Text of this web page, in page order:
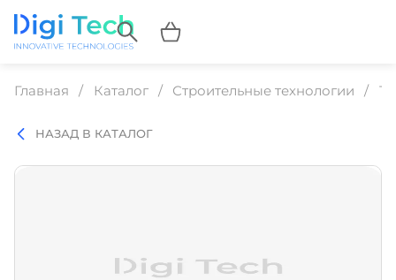
Главная Каталог Строительные технологии
НАЗАД В КАТАЛОГ